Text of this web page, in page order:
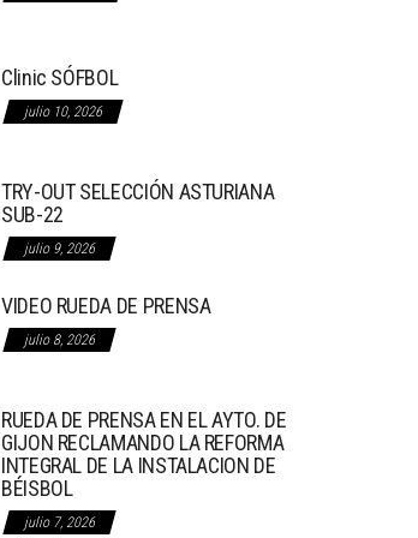
Clinic SÓFBOL
julio 10, 2026
TRY-OUT SELECCIÓN ASTURIANA
SUB-22
julio 9, 2026
VIDEO RUEDA DE PRENSA
julio 8, 2026
RUEDA DE PRENSA EN EL AYTO. DE
GIJON RECLAMANDO LA REFORMA
INTEGRAL DE LA INSTALACION DE
BÉISBOL
julio 7, 2026